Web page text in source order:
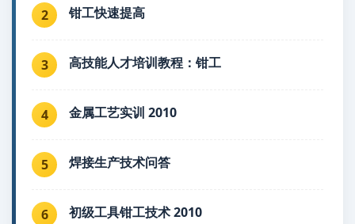
2 钳工快速提高
3 高技能人才培训教程：钳工
4 金属工艺实训 2010
5 焊接生产技术问答
6 初级工具钳工技术 2010